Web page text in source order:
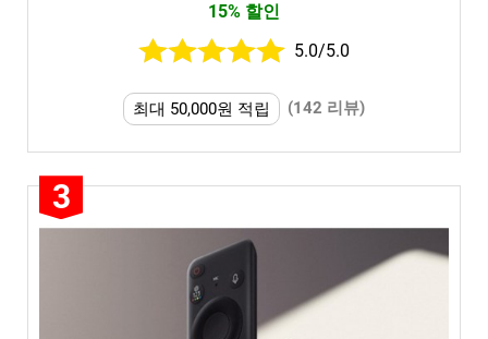
15% 할인
5.0/5.0
최대 50,000원 적립 (142 리뷰)
3